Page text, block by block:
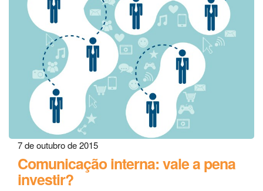
7 de outubro de 2015
Comunicação interna: vale a pena
investir?